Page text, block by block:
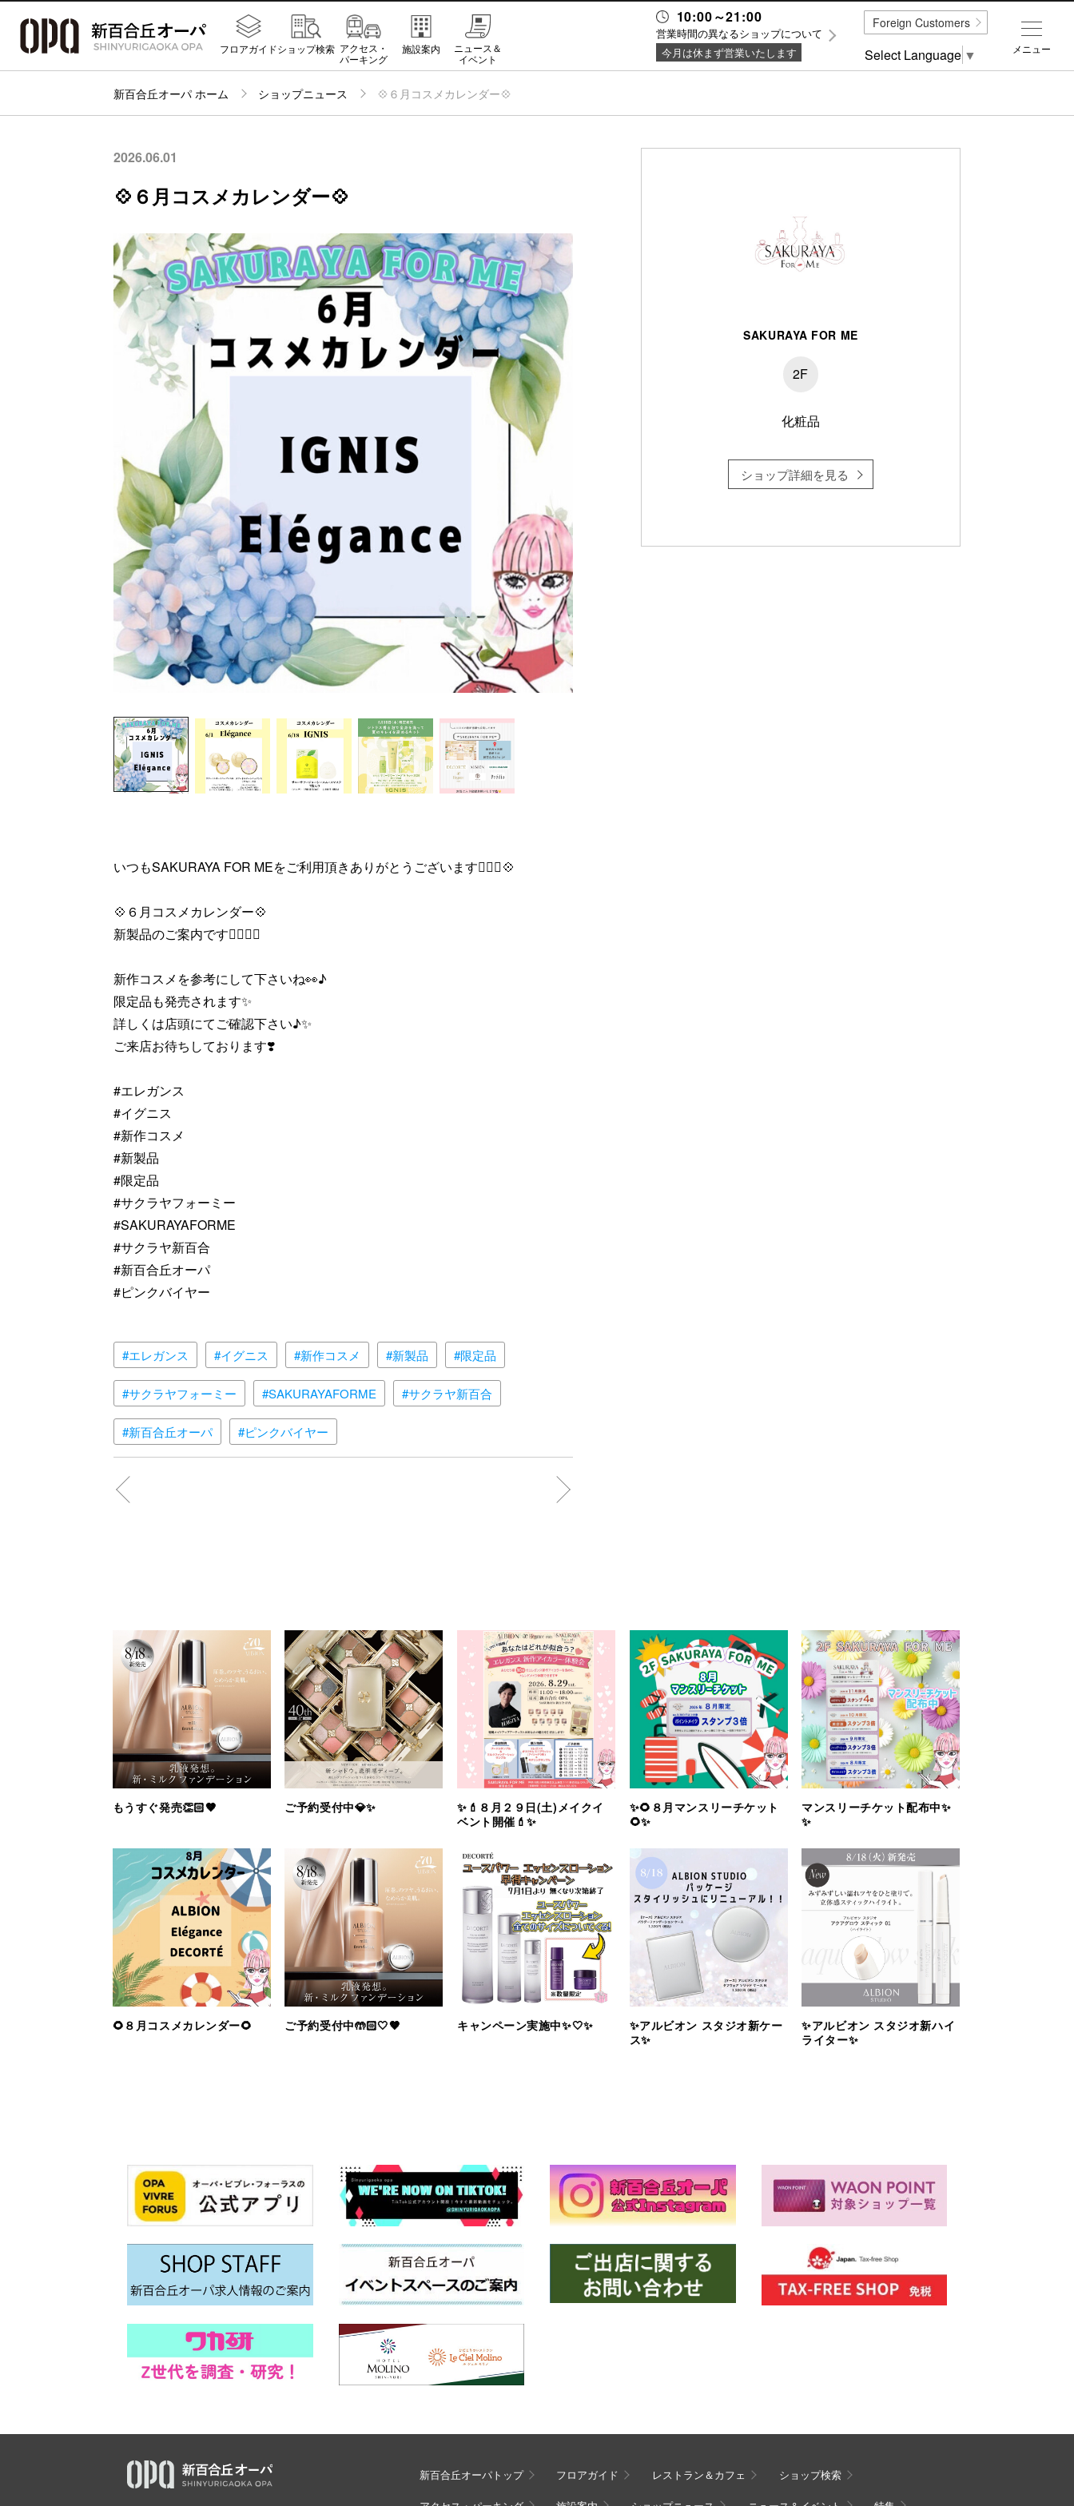
10:00～21:00
営業時間の異なるショップについて
今月は休まず営業いたします
フロアガイドショップ検索 アクセス・
パーキング
施設案内
ニュース＆
イベント
新百合丘オーパ ホーム ショップニュース 💠６月コスメカレンダー💠
2026.06.01
💠６月コスメカレンダー💠
いつもSAKURAYA FOR MEをご利用頂きありがとうございます💁🏻‍♀️💠
💠６月コスメカレンダー💠
新製品のご案内です💁🏻‍♀️✨
新作コスメを参考にして下さいね👀♪
限定品も発売されます✨
詳しくは店頭にてご確認下さい♪✨
ご来店お待ちしております❣️
#エレガンス
#イグニス
#新作コスメ
#新製品
#限定品
#サクラヤフォーミー
#SAKURAYAFORME
#サクラヤ新百合
#新百合丘オーパ
#ピンクバイヤー
#エレガンス #イグニス #新作コスメ #新製品 #限定品
#サクラヤフォーミー #SAKURAYAFORME #サクラヤ新百合
#新百合丘オーパ #ピンクバイヤー
SAKURAYA FOR ME
2F
化粧品
ショップ詳細を見る
もうすぐ発売👏🏻🤎 ご予約受付中💎✨
✨💄８月２９日(土)メイクイ
ベント開催💄✨
✨🌻８月マンスリーチケット
🌻✨
マンスリーチケット配布中✨
✨
🌻８月コスメカレンダー🌻 ご予約受付中🤲🏻🤍🤎 キャンペーン実施中✨🤍✨
✨アルビオン スタジオ新ケー
ス✨
✨アルビオン スタジオ新ハイ
ライター✨
新百合丘オーパトップ フロアガイド レストラン＆カフェ ショップ検索
メニュー
Foreign Customers
Select Language ▼